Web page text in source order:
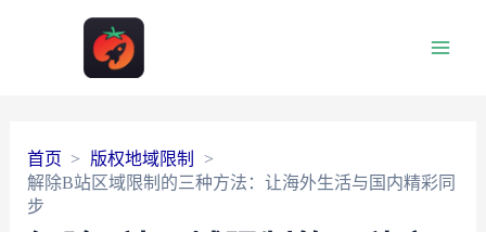
首页
版权地域限制
解除B站区域限制的三种方法：让海外生活与国内精彩同
步